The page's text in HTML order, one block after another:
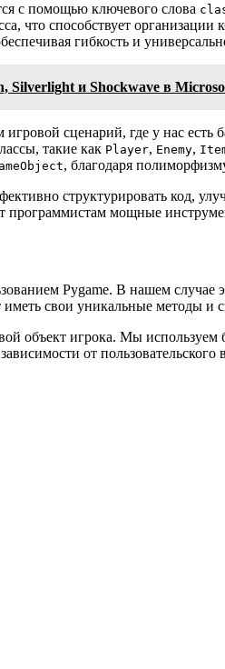
с помощью ключевого слова
что способствует
гибкость и
Silverlight и Shockwave в
сценарий, где у нас есть
такие как Player, Enemy,
, благодаря
структурировать код,
мощные
Pygame. В нашем случае
свои уникальные методы и
объект игрока. Мы используем
от пользовательского